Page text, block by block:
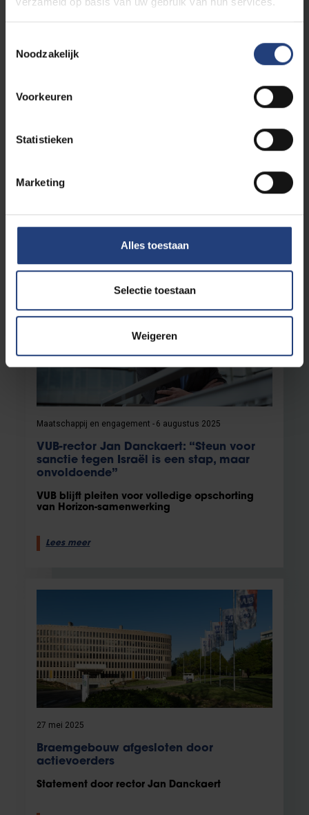
Noodzakelijk
Voorkeuren
Statistieken
Marketing
Alles toestaan
Selectie toestaan
Weigeren
Kritisch denken
“Universiteiten blijven zich achter Europa
verschuilen in Gaza-zaak”
Maatschappij en engagement 6 augustus 2025
VUB-rector Jan Danckaert: “Steun voor
sanctie tegen Israël is een stap, maar
onvoldoende”
VUB blijft pleiten voor volledige opschorting
van Horizon-samenwerking
Lees meer
27 mei 2025
Braemgebouw afgesloten door
actievoerders
Statement door rector Jan Danckaert